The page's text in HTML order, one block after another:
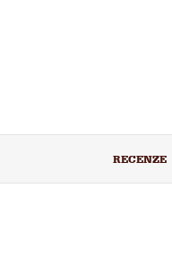
RECENZE